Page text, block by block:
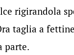
rigirandola
taglia a
parte.